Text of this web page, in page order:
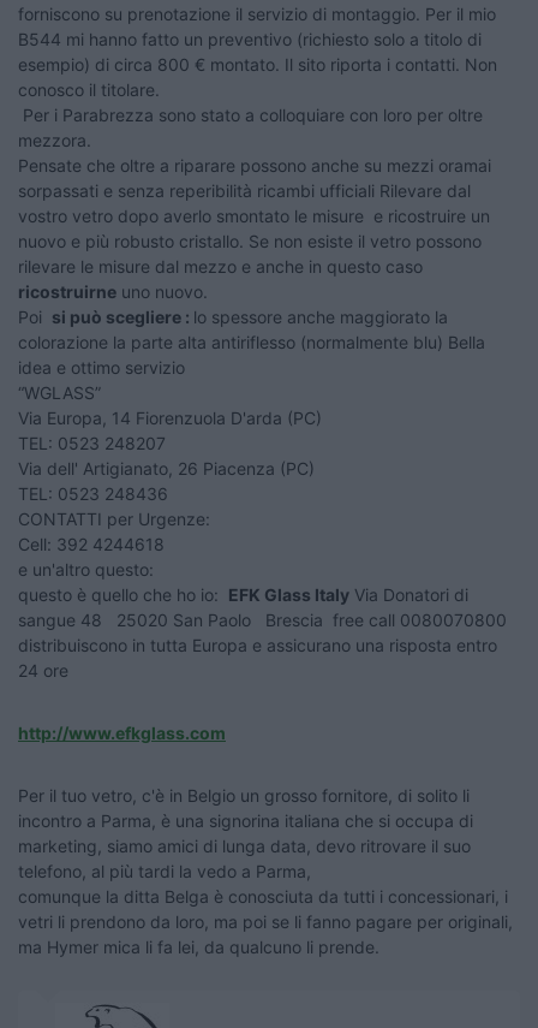
forniscono su prenotazione il servizio di montaggio. Per il mio
B544 mi hanno fatto un preventivo (richiesto solo a titolo di
esempio) di circa 800 € montato. Il sito riporta i contatti. Non
conosco il titolare.
Per i Parabrezza sono stato a colloquiare con loro per oltre
mezzora.
Pensate che oltre a riparare possono anche su mezzi oramai
sorpassati e senza reperibilità ricambi ufficiali Rilevare dal
vostro vetro dopo averlo smontato le misure e ricostruire un
nuovo e più robusto cristallo. Se non esiste il vetro possono
rilevare le misure dal mezzo e anche in questo caso
ricostruirne uno nuovo.
Poi si può scegliere : lo spessore anche maggiorato la
colorazione la parte alta antiriflesso (normalmente blu) Bella
idea e ottimo servizio
“WGLASS”
Via Europa, 14 Fiorenzuola D'arda (PC)
TEL: 0523 248207
Via dell' Artigianato, 26 Piacenza (PC)
TEL: 0523 248436
CONTATTI per Urgenze:
Cell: 392 4244618
e un'altro questo:
questo è quello che ho io: EFK Glass Italy Via Donatori di
sangue 48 25020 San Paolo Brescia free call 0080070800
distribuiscono in tutta Europa e assicurano una risposta entro
24 ore
http://www.efkglass.com
Per il tuo vetro, c'è in Belgio un grosso fornitore, di solito li
incontro a Parma, è una signorina italiana che si occupa di
marketing, siamo amici di lunga data, devo ritrovare il suo
telefono, al più tardi la vedo a Parma,
comunque la ditta Belga è conosciuta da tutti i concessionari, i
vetri li prendono da loro, ma poi se li fanno pagare per originali,
ma Hymer mica li fa lei, da qualcuno li prende.